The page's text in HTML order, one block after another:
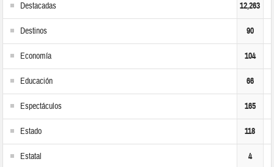
Destacadas 12,263
Destinos 90
Economía 104
Educación 66
Espectáculos 165
Estado 118
Estatal 4